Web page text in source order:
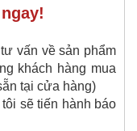
vấn về sản phẩm
khách hàng mua
tại cửa hàng)
sẽ tiến hành báo